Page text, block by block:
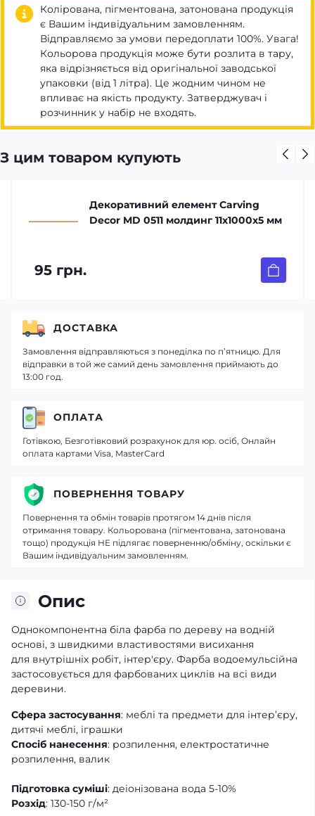
Колірована, пігментована, затонована продукція
є Вашим індивідуальним замовленням.
Відправляємо за умови передоплати 100%. Увага!
Кольорова продукція може бути розлита в тару,
яка відрізняється від оригінальної заводської
упаковки (від 1 літра). Це жодним чином не
впливає на якість продукту. Затверджувач і
розчинник у набір не входять.
З цим товаром купують
Декоративний елемент Carving
Decor MD 0511 молдинг 11х1000х5 мм
95 грн.
Опис
Однокомпонентна біла фарба по дереву на водній
основі, з швидкими властивостями висихання
для внутрішніх робіт, інтер'єру. Фарба водоемульсійна
застосовується для фарбованих циклів на всі види
деревини.
Сфера застосування: меблі та предмети для інтер’єру,
дитячі меблі, іграшки
Спосіб нанесення: розпилення, електростатичне
розпилення, валик
Підготовка суміші: деіонізована вода 5-10%
Розхід: 130-150 г/м²
ДОСТАВКА
Замовлення відправляються з понеділка по п’ятницю. Для
відправки в той же самий день замовлення приймають до
13:00 год.
ОПЛАТА
Готівкою, Безготівковий розрахунок для юр. осіб, Онлайн
оплата картами Visa, MasterCard
ПОВЕРНЕННЯ ТОВАРУ
Повернення та обмін товарів протягом 14 днів після
отримання товару. Кольорована (пігментована, затонована
тощо) продукція НЕ підлягає поверненню/обміну, оскільки є
Вашим індивідуальним замовленням.